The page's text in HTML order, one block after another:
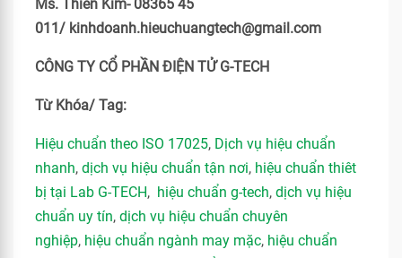
Ms. Thiên Kim- 08365 45
011/ kinhdoanh.hieuchuangtech@gmail.com
CÔNG TY CỔ PHẦN ĐIỆN TỬ G-TECH
Từ Khóa/ Tag:
Hiệu chuẩn theo ISO 17025, Dịch vụ hiệu chuẩn
nhanh, dịch vụ hiệu chuẩn tận nơi, hiệu chuẩn thiêt
bị tại Lab G-TECH, hiệu chuẩn g-tech, dịch vụ hiệu
chuẩn uy tín, dịch vụ hiệu chuẩn chuyên
nghiệp, hiệu chuẩn ngành may mặc, hiệu chuẩn